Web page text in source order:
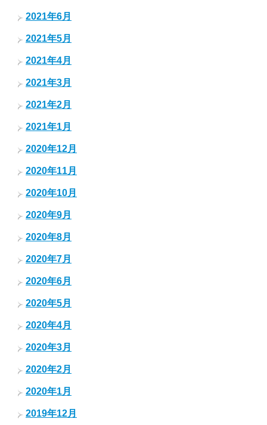
2021年6月
2021年5月
2021年4月
2021年3月
2021年2月
2021年1月
2020年12月
2020年11月
2020年10月
2020年9月
2020年8月
2020年7月
2020年6月
2020年5月
2020年4月
2020年3月
2020年2月
2020年1月
2019年12月